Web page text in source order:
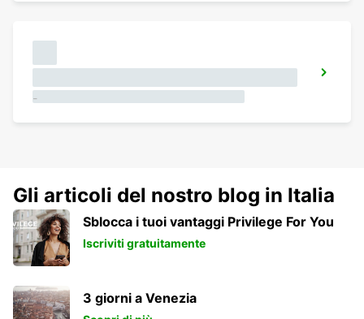
-
Gli articoli del nostro blog in Italia
Sblocca i tuoi vantaggi Privilege For You
Iscriviti gratuitamente
3 giorni a Venezia